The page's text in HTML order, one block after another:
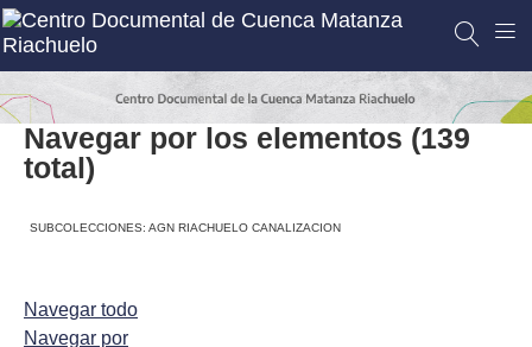
Navegar por los elementos (139
total)
SUBCOLECCIONES: AGN RIACHUELO CANALIZACION
Navegar todo
Navegar por